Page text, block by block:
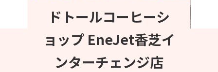
ドトールコーヒーシ
ョップ EneJet香芝イ
ンターチェンジ店